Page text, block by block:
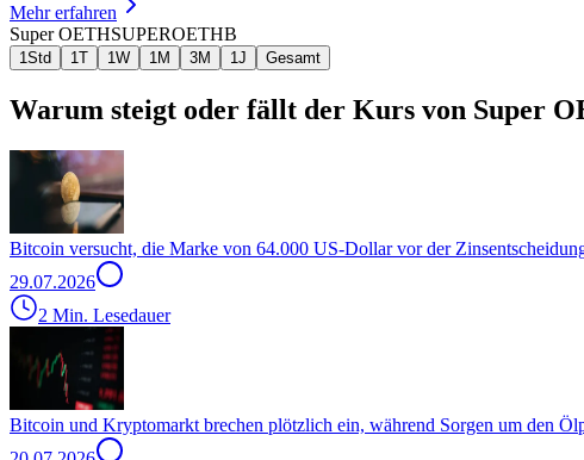
Mehr erfahren
Super OETHSUPEROETHB
1Std 1T 1W 1M 3M 1J Gesamt
Warum steigt oder fällt der Kurs von Super
Bitcoin versucht, die Marke von 64.000 US-Dollar vor der
29.07.2026
2 Min. Lesedauer
Bitcoin und Kryptomarkt brechen plötzlich ein, während Sorgen um den